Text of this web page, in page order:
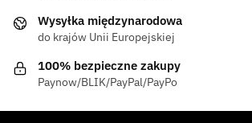
Wysyłka międzynarodowa
do krajów Unii Europejskiej
100% bezpieczne zakupy
Paynow/BLIK/PayPal/PayPo